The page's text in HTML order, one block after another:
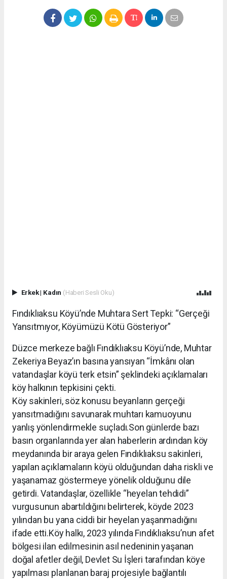
Erkek| Kadın (Haberi Sesli Oku)
Fındıklıaksu Köyü’nde Muhtara Sert Tepki: “Gerçeği
Yansıtmıyor, Köyümüzü Kötü Gösteriyor”
Düzce merkeze bağlı Fındıklıaksu Köyü’nde, Muhtar
Zekeriya Beyaz’ın basına yansıyan “İmkânı olan
vatandaşlar köyü terk etsin” şeklindeki açıklamaları
köy halkının tepkisini çekti.
Köy sakinleri, söz konusu beyanların gerçeği
yansıtmadığını savunarak muhtarı kamuoyunu
yanlış yönlendirmekle suçladı.Son günlerde bazı
basın organlarında yer alan haberlerin ardından köy
meydanında bir araya gelen Fındıklıaksu sakinleri,
yapılan açıklamaların köyü olduğundan daha riskli ve
yaşanamaz göstermeye yönelik olduğunu dile
getirdi. Vatandaşlar, özellikle “heyelan tehdidi”
vurgusunun abartıldığını belirterek, köyde 2023
yılından bu yana ciddi bir heyelan yaşanmadığını
ifade etti.Köy halkı, 2023 yılında Fındıklıaksu’nun afet
bölgesi ilan edilmesinin asıl nedeninin yaşanan
doğal afetler değil, Devlet Su İşleri tarafından köye
yapılması planlanan baraj projesiyle bağlantılı